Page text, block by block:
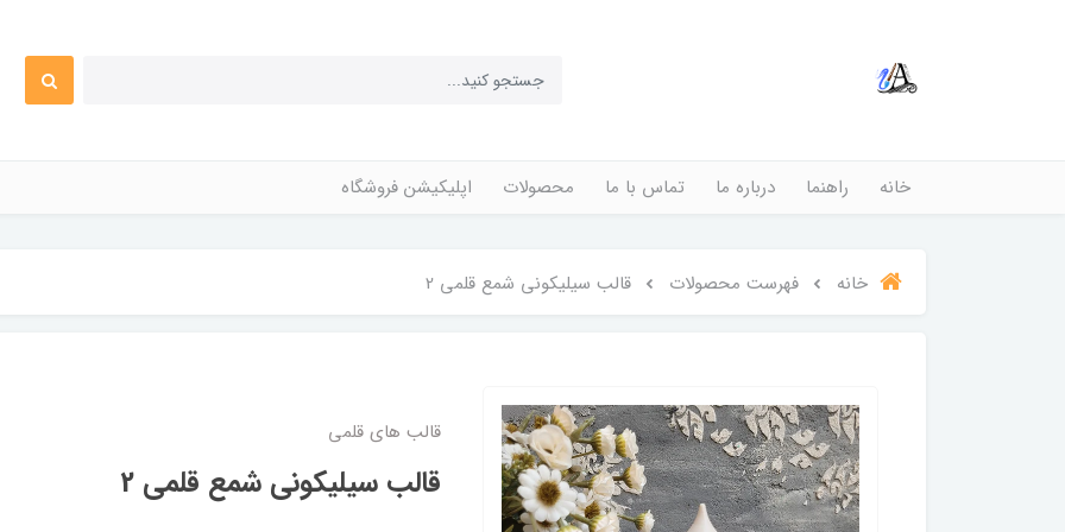
خانه راهنما درباره ما تماس با ما محصولات اپلیکیشن فروشگاه
خانه فهرست محصولات قالب سیلیکونی شمع قلمی 2
قالب های قلمی
قالب سیلیکونی شمع قلمی 2